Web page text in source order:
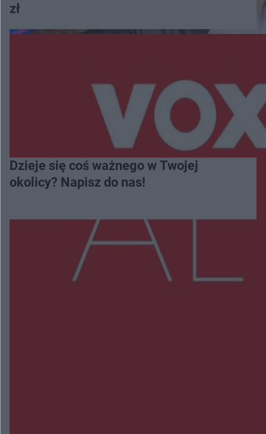
zł
Dzieje się coś ważnego w Twojej
okolicy? Napisz do nas!
Więcej